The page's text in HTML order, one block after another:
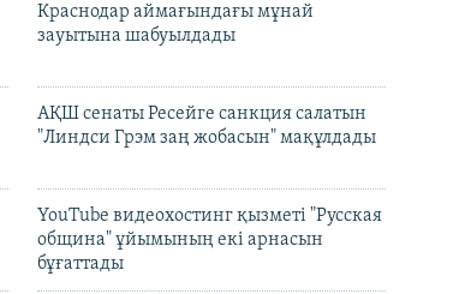
Краснодар аймағындағы мұнай
зауытына шабуылдады
АҚШ сенаты Ресейге санкция салатын
"Линдси Грэм заң жобасын" мақұлдады
YouTube видеохостинг қызметі "Русская
община" ұйымының екі арнасын
бұғаттады